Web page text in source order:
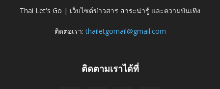
Thai Let's Go | เว็บไซต์ข่าวสาร สาระน่ารู้ และความบันเทิง
ติดต่อเรา:thailetgomail@gmail.com
ติดตามเราได้ที่